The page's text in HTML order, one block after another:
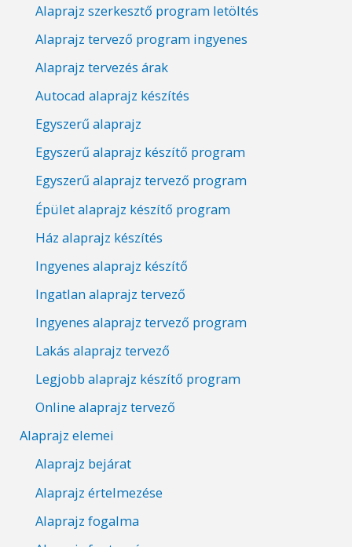
Alaprajz szerkesztő program letöltés
Alaprajz tervező program ingyenes
Alaprajz tervezés árak
Autocad alaprajz készítés
Egyszerű alaprajz
Egyszerű alaprajz készítő program
Egyszerű alaprajz tervező program
Épület alaprajz készítő program
Ház alaprajz készítés
Ingyenes alaprajz készítő
Ingatlan alaprajz tervező
Ingyenes alaprajz tervező program
Lakás alaprajz tervező
Legjobb alaprajz készítő program
Online alaprajz tervező
Alaprajz elemei
Alaprajz bejárat
Alaprajz értelmezése
Alaprajz fogalma